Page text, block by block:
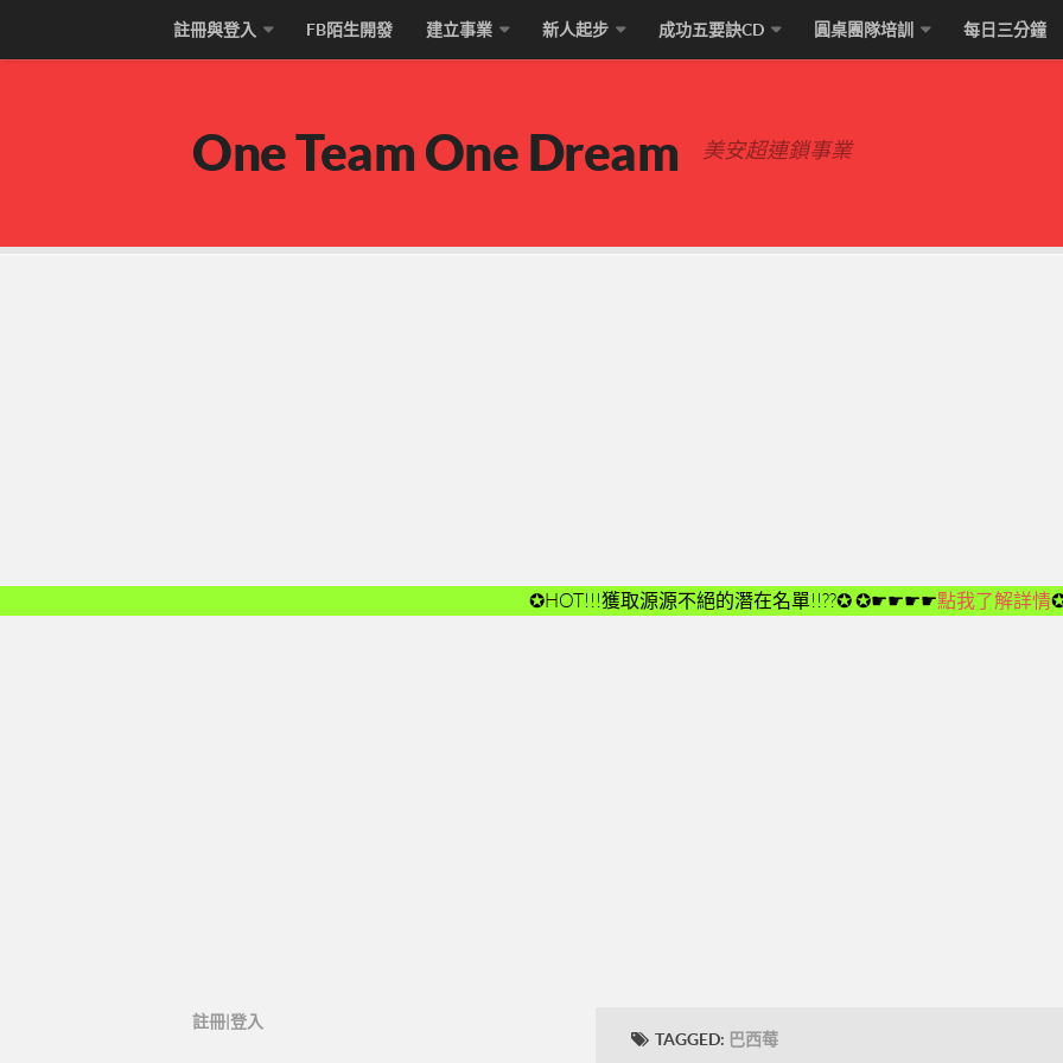
註冊與登入 FB陌生開發 建立事業 新人起步 成功五要訣CD 圓桌團隊培訓 每日三分鐘
One Team One Dream 美安超連鎖事業
✪HOT!!!獲取源源不絕的潛在名單!!??✪✪☛☛☛☛點我了解詳情
TAGGED: 巴西莓
註冊|登入